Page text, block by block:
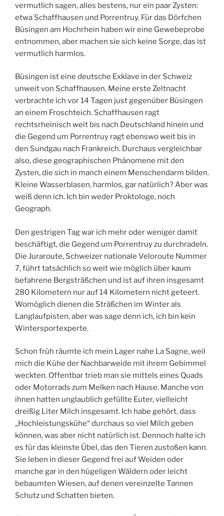
vermutlich sagen, alles bestens, nur ein paar Zysten:
etwa Schaffhausen und Porrentruy. Für das Dörfchen
Büsingen am Hochrhein haben wir eine Gewebeprobe
entnommen, aber machen sie sich keine Sorge, das ist
vermutlich harmlos.
Büsingen ist eine deutsche Exklave in der Schweiz
unweit von Schaffhausen. Meine erste Zeltnacht
verbrachte ich vor 14 Tagen just gegenüber Büsingen
an einem Froschteich. Schaffhausen ragt
rechtsrheinisch weit bis nach Deutschland hinein und
die Gegend um Porrentruy ragt ebenswo weit bis in
den Sundgau nach Frankreich. Durchaus vergleichbar
also, diese geographischen Phänomene mit den
Zysten, die sich in manch einem Menschendarm bilden.
Kleine Wasserblasen, harmlos, gar natürlich? Aber was
weiß denn ich. Ich bin weder Proktologe, noch
Geograph.
Den gestrigen Tag war ich mehr oder weniger damit
beschäftigt, die Gegend um Porrentruy zu durchradeln.
Die Juraroute, Schweizer nationale Veloroute Nummer
7, führt tatsächlich so weit wie möglich über kaum
befahrene Bergsträßchen und ist auf ihren insgesamt
280 Kilometern nur auf 14 Kilometern nicht geteert.
Womöglich dienen die Sträßchen im Winter als
Langlaufpisten, aber was sage denn ich, ich bin kein
Wintersportexperte.
Schon früh räumte ich mein Lager nahe La Sagne, weil
mich die Kühe der Nachbarweide mit ihrem Gebimmel
weckten. Offentbar trieb man sie mittels eines Quads
oder Motorrads zum Melken nach Hause. Manche von
ihnen hatten unglaublich gefüllte Euter, vielleicht
dreißig Liter Milch insgesamt. Ich habe gehört, dass
„Hochleistungskühe“ durchaus so viel Milch geben
können, was aber nicht natürlich ist. Dennoch halte ich
es für das kleinste Übel, das den Tieren zustoßen kann.
Sie leben in dieser Gegend frei auf Weiden oder
manche gar in den hügeligen Wäldern oder leicht
bebaumten Wiesen, auf denen vereinzelte Tannen
Schutz und Schatten bieten.